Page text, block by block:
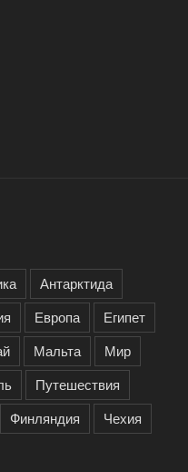
Антарктида
Европа
Египет
Мальта
Мир
Путешествия
Финляндия
Чехия